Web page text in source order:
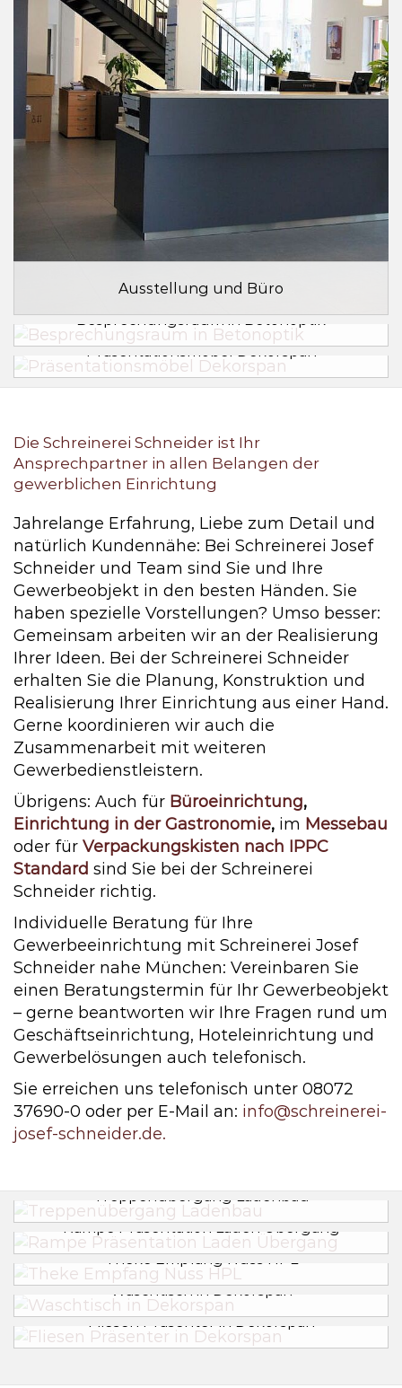
Ausstellung und Büro
Besprechungsraum in Betonoptik
Präsentationsmöbel Dekorspan
Die Schreinerei Schneider ist Ihr
Ansprechpartner in allen Belangen der
gewerblichen Einrichtung
Jahrelange Erfahrung, Liebe zum Detail und
natürlich Kundennähe: Bei Schreinerei Josef
Schneider und Team sind Sie und Ihre
Gewerbeobjekt in den besten Händen. Sie
haben spezielle Vorstellungen? Umso besser:
Gemeinsam arbeiten wir an der Realisierung
Ihrer Ideen. Bei der Schreinerei Schneider
erhalten Sie die Planung, Konstruktion und
Realisierung Ihrer Einrichtung aus einer Hand.
Gerne koordinieren wir auch die
Zusammenarbeit mit weiteren
Gewerbedienstleistern.
Übrigens: Auch für Büroeinrichtung,
Einrichtung in der Gastronomie, im Messebau
oder für Verpackungskisten nach IPPC
Standard sind Sie bei der Schreinerei
Schneider richtig.
Individuelle Beratung für Ihre
Gewerbeeinrichtung mit Schreinerei Josef
Schneider nahe München: Vereinbaren Sie
einen Beratungstermin für Ihr Gewerbeobjekt
– gerne beantworten wir Ihre Fragen rund um
Geschäftseinrichtung, Hoteleinrichtung und
Gewerbelösungen auch telefonisch.
Sie erreichen uns telefonisch unter 08072
37690-0 oder per E-Mail an: info@schreinerei-
josef-schneider.de.
Treppenübergang Ladenbau
Rampe Präsentation Laden Übergang
Theke Empfang Nuss HPL
Waschtisch in Dekorspan
Fliesen Präsenter in Dekorspan